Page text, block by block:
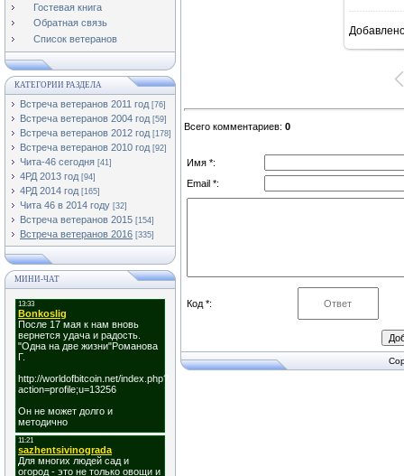
Гостевая книга
Обратная связь
Список ветеранов
КАТЕГОРИИ РАЗДЕЛА
Встреча ветеранов 2011 год [76]
Встреча ветеранов 2004 год [59]
Встреча ветеранов 2012 год [178]
Встреча ветеранов 2010 год [92]
Чита-46 сегодня [41]
4РД 2013 год [94]
4РД 2014 год [165]
Чита 46 в 2014 году [32]
Встреча ветеранов 2015 [154]
Встреча ветеранов 2016 [335]
МИНИ-ЧАТ
Всего комментариев: 0
Имя *:
Email *:
Код *: